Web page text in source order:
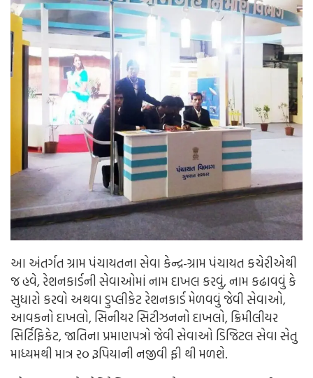
આ અંતર્ગત ગ્રામ પંચાયતના સેવા કેન્દ્ર-ગ્રામ પંચાયત કચેરીએથી
જ હવે, રેશનકાર્ડની સેવાઓમાં નામ દાખલ કરવું, નામ કઢાવવું કે
સુધારો કરવો અથવા ડુપ્લીકેટ રેશનકાર્ડ મેળવવું જેવી સેવાઓ,
આવકનો દાખલો, સિનીયર સિટીઝનનો દાખલો, ક્રિમીલીયર
સિર્ટિફિકેટ, જાતિના પ્રમાણપત્રો જેવી સેવાઓ ડિજિટલ સેવા સેતુ
માધ્યમથી માત્ર ર૦ રૂપિયાની નજીવી ફી થી મળશે.